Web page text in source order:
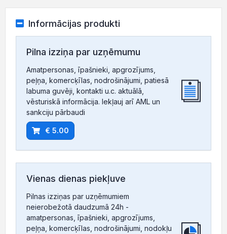
Informācijas produkti
Pilna izziņa par uzņēmumu
Amatpersonas, īpašnieki, apgrozījums,
peļņa, komercķīlas, nodrošinājumi, patiesā
labuma guvēji, kontakti u.c. aktuālā,
vēsturiskā informācija. Iekļauj arī AML un
sankciju pārbaudi
€ 5.00
Vienas dienas piekļuve
Pilnas izziņas par uzņēmumiem
neierobežotā daudzumā 24h -
amatpersonas, īpašnieki, apgrozījums,
peļņa, komercķīlas, nodrošinājumi, nodokļu